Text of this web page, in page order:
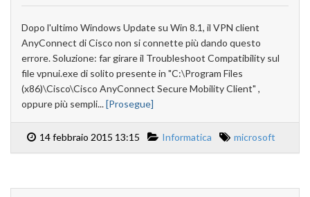
Dopo l'ultimo Windows Update su Win 8.1, il VPN client
AnyConnect di Cisco non si connette più dando questo
errore. Soluzione: far girare il Troubleshoot Compatibility sul
file vpnui.exe di solito presente in "C:\Program Files
(x86)\Cisco\Cisco AnyConnect Secure Mobility Client" ,
oppure più sempli...[Prosegue]
14 febbraio 2015 13:15 Informatica microsoft